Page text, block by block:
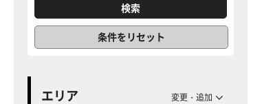
条件をリセット
エリア 変更・追加